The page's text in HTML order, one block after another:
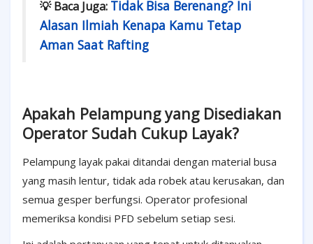
💡 Baca Juga: Tidak Bisa Berenang? Ini
Alasan Ilmiah Kenapa Kamu Tetap
Aman Saat Rafting
Apakah Pelampung yang Disediakan
Operator Sudah Cukup Layak?
Pelampung layak pakai ditandai dengan material busa
yang masih lentur, tidak ada robek atau kerusakan, dan
semua gesper berfungsi. Operator profesional
memeriksa kondisi PFD sebelum setiap sesi.